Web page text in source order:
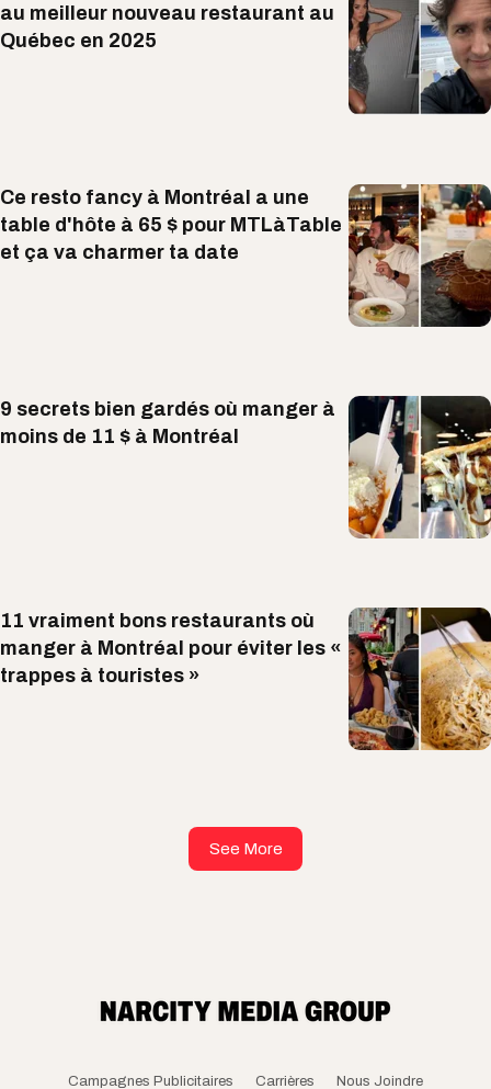
au meilleur nouveau restaurant au
Québec en 2025
Ce resto fancy à Montréal a une
table d'hôte à 65 $ pour MTLàTable
et ça va charmer ta date
9 secrets bien gardés où manger à
moins de 11 $ à Montréal
11 vraiment bons restaurants où
manger à Montréal pour éviter les «
trappes à touristes »
See More
Campagnes Publicitaires Carrières Nous Joindre